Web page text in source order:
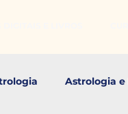
Astrologia e